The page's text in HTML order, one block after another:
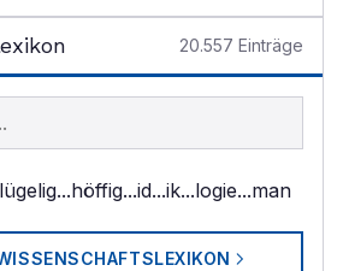
20.557 Einträge
suchen
...höffig...id...ik...logie...man